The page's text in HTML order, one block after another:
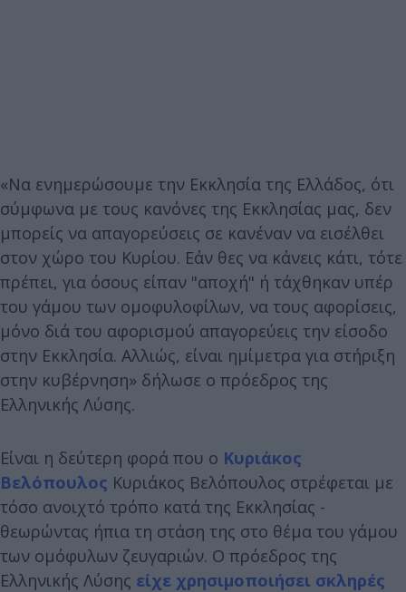
«Να ενημερώσουμε την Εκκλησία της Ελλάδος, ότι
σύμφωνα με τους κανόνες της Εκκλησίας μας, δεν
μπορείς να απαγορεύσεις σε κανέναν να εισέλθει
στον χώρο του Κυρίου. Εάν θες να κάνεις κάτι, τότε
πρέπει, για όσους είπαν "αποχή" ή τάχθηκαν υπέρ
του γάμου των ομοφυλοφίλων, να τους αφορίσεις,
μόνο διά του αφορισμού απαγορεύεις την είσοδο
στην Εκκλησία. Αλλιώς, είναι ημίμετρα για στήριξη
στην κυβέρνηση» δήλωσε ο πρόεδρος της
Ελληνικής Λύσης.
Είναι η δεύτερη φορά που ο Κυριάκος
Βελόπουλος Κυριάκος Βελόπουλος στρέφεται με
τόσο ανοιχτό τρόπο κατά της Εκκλησίας -
θεωρώντας ήπια τη στάση της στο θέμα του γάμου
των ομόφυλων ζευγαριών. Ο πρόεδρος της
Ελληνικής Λύσης είχε χρησιμοποιήσει σκληρές